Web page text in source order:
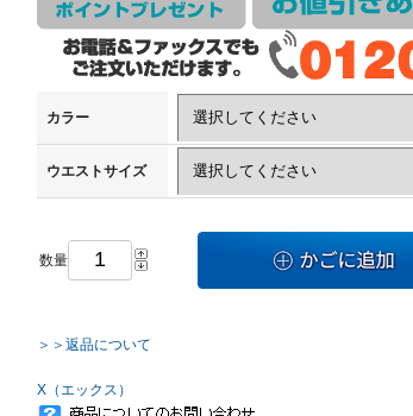
カラー
ウエストサイズ
数量
＞＞返品について
X（エックス）